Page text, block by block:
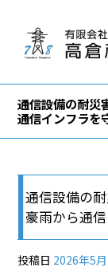
通信設備の耐災
通信インフラを
通信設備の
豪雨から通
投稿日 2026年5